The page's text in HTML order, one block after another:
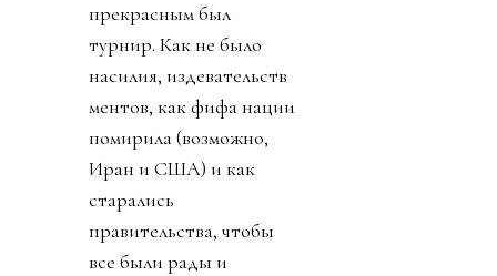
прекрасным был
турнир. Как не было
насилия, издевательств
ментов, как фифа нации
помирила (возможно,
Иран и США) и как
старались
правительства, чтобы
все были рады и